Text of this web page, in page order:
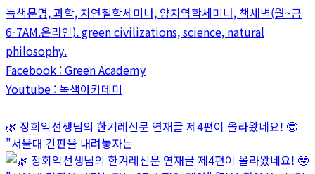
녹색문명, 과학, 자연철학세미나, 양자역학세미나, 책새벽(월~금
6-7AM.온라인). green civilizations, science, natural
philosophy.
Facebook : Green Academy
Youtube : 녹색아카데미
🌿 장회익선생님의 한겨레신문 연재글 제4편이 올라왔네요! 🤓
"서울대 간판을 내려놓자는